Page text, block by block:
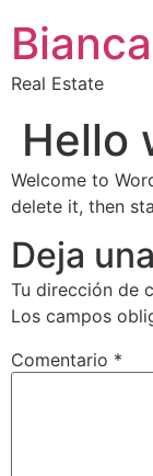
Real Estate
Hello
Welcome to
delete it, then
Deja
Tu dirección de
Los campos
Comentario *